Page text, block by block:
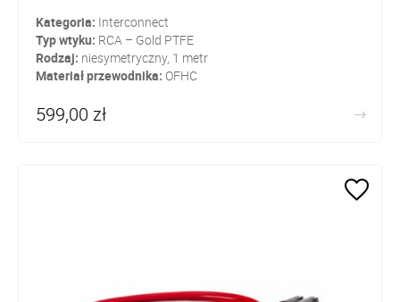
Kategoria: Interconnect
Typ wtyku: RCA – Gold PTFE
Rodzaj: niesymetryczny, 1 metr
Materiał przewodnika: OFHC
599,00 zł